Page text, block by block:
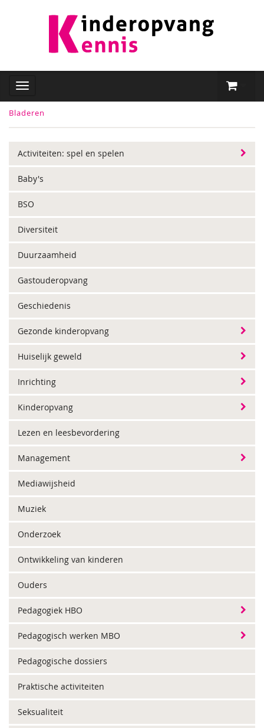
Bladeren
Activiteiten: spel en spelen
Baby's
BSO
Diversiteit
Duurzaamheid
Gastouderopvang
Geschiedenis
Gezonde kinderopvang
Huiselijk geweld
Inrichting
Kinderopvang
Lezen en leesbevordering
Management
Mediawijsheid
Muziek
Onderzoek
Ontwikkeling van kinderen
Ouders
Pedagogiek HBO
Pedagogisch werken MBO
Pedagogische dossiers
Praktische activiteiten
Seksualiteit